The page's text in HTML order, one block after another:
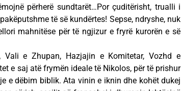
përherë sundtarët…Por çuditërisht, trualli i
të së kundërtes! Sepse, ndryshe, nuk
mahnitëse për të ngjizur e fryrë kurorën e së
Vali e Zhupan, Hazjajin e Komitetar, Vozhd e
e saj atë frymën ideale të Nikolos, për të prishur
e dëbim biblik. Ata vinin e iknin dhe kohët dukej